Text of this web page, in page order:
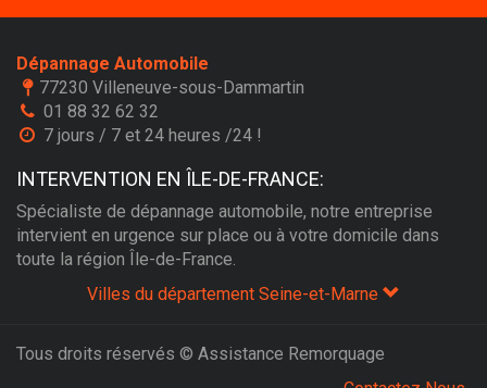
Dépannage Automobile
77230 Villeneuve-sous-Dammartin
01 88 32 62 32
7 jours / 7 et 24 heures /24 !
INTERVENTION EN ÎLE-DE-FRANCE:
Spécialiste de dépannage automobile, notre entreprise
intervient en urgence sur place ou à votre domicile dans
toute la région Île-de-France.
Villes du département Seine-et-Marne
Tous droits réservés © Assistance Remorquage